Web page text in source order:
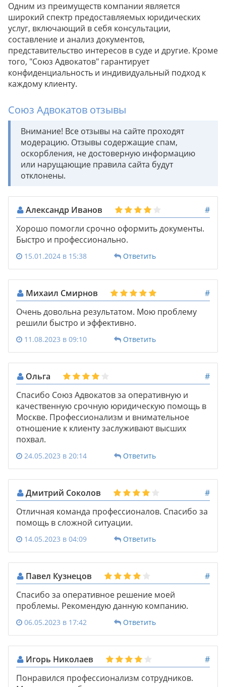
Одним из преимуществ компании является
широкий спектр предоставляемых юридических
услуг, включающий в себя консультации,
составление и анализ документов,
представительство интересов в суде и другие. Кроме
того, "Союз Адвокатов" гарантирует
конфиденциальность и индивидуальный подход к
каждому клиенту.
Союз Адвокатов отзывы
Внимание! Все отзывы на сайте проходят
модерацию. Отзывы содержащие спам,
оскорбления, не достоверную информацию
или нарущающие правила сайта будут
отклонены.
Александр Иванов
#
Хорошо помогли срочно оформить документы.
Быстро и профессионально.
15.01.2024 в 15:38 Ответить
Михаил Смирнов
#
Очень довольна результатом. Мою проблему
решили быстро и эффективно.
11.08.2023 в 09:10 Ответить
Ольга
#
Спасибо Союз Адвокатов за оперативную и
качественную срочную юридическую помощь в
Москве. Профессионализм и внимательное
отношение к клиенту заслуживают высших
похвал.
24.05.2023 в 20:14 Ответить
Дмитрий Соколов
#
Отличная команда профессионалов. Спасибо за
помощь в сложной ситуации.
14.05.2023 в 04:09 Ответить
Павел Кузнецов
#
Спасибо за оперативное решение моей
проблемы. Рекомендую данную компанию.
06.05.2023 в 17:42 Ответить
Игорь Николаев
#
Понравился профессионализм сотрудников.